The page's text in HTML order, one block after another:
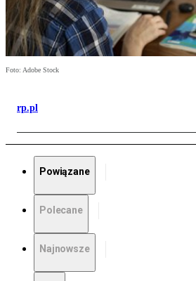
Foto: Adobe Stock
rp.pl
Powiązane
Polecane
Najnowsze